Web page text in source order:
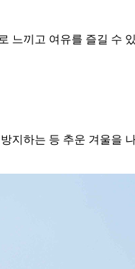
느끼고 여유를 즐길 수
지하는 등 추운 겨울